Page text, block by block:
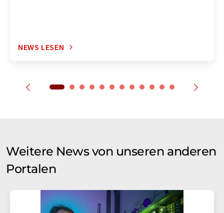
NEWS LESEN
Weitere News von unseren anderen
Portalen